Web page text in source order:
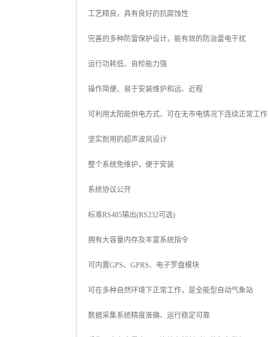
工艺精良，具有良好的抗腐蚀性
完善的多种防雷保护设计，能有效的防治雷电干扰
运行功耗低、自检能力强
操作简便、易于安装维护和远、近程
可利用太阳能供电方式、可在无市电情况下连续正常工作
坚实耐用的超声波风设计
整个系统免维护，便于安装
系统协议公开
标准RS485输出(RS232可选)
拥有大容量内存及丰富系统指令
可内置GPS、GPRS、电子罗盘模块
可在多种自然环境下正常工作，是全能型自动气象站
数据采集系统精度准确、运行稳定可靠